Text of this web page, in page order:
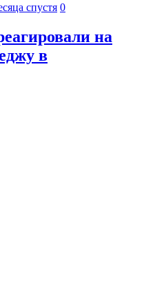
спустя 0
на
в